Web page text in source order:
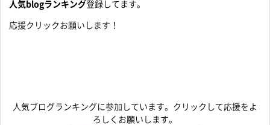
人気blogランキング登録してます。
応援クリックお願いします！
人気ブログランキングに参加しています。クリックして応援をよ
ろしくお願いします。